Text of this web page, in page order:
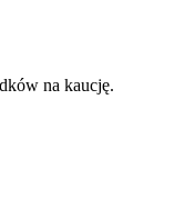
na kaucję.